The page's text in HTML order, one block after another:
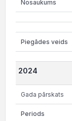
2024
Gada pārskats